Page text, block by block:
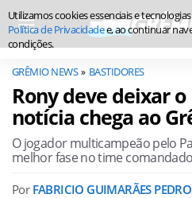
GRÊMIO NEWS BASTIDORES
Rony deve deixar
notícia chega ao
O jogador multicampeão pelo
melhor fase no time
Por FABRICIO GUIMARÃES
Utilizamos cookies essenciais e
Política de Privacidadee, ao continuar
condições.